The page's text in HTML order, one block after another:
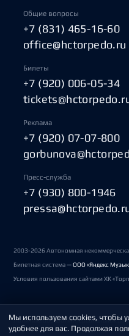
Общие вопросы
+7 (831) 465-16-60
office@hctorpedo.ru
Билеты
+7 (920) 006-05-34
Реклама
+7 (920) 07-07-800
Пресс-служба
+7 (930) 800-1946
2003-2026 Автономная
Билетная система —ООО «Яндекс
Условия пользования сайтами ХК
Политика обработки персональных
Мы используем cookies, чтобы
удобнее для вас. Продолжая